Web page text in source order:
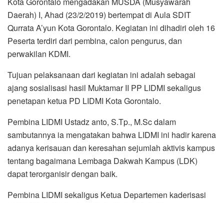
Daerah) I, Ahad (23/2/2019) bertempat di Aula SDIT
Qurrata A’yun Kota Gorontalo. Kegiatan ini dihadiri oleh 16
Peserta terdiri dari pembina, calon pengurus, dan
perwakilan KDMI.
Tujuan pelaksanaan dari kegiatan ini adalah sebagai
ajang sosialisasi hasil Muktamar II PP LIDMI sekaligus
penetapan ketua PD LIDMI Kota Gorontalo.
Pembina LIDMI Ustadz anto, S.Tp., M.Sc dalam
sambutannya ia mengatakan bahwa LIDMI ini hadir karena
adanya kerisauan dan keresahan sejumlah aktivis kampus
tentang bagaimana Lembaga Dakwah Kampus (LDK)
dapat terorganisir dengan baik.
Pembina LIDMI sekaligus Ketua Departemen kaderisasi